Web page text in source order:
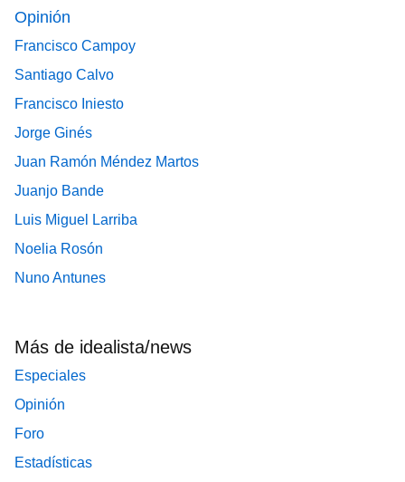
Opinión
Francisco Campoy
Santiago Calvo
Francisco Iniesto
Jorge Ginés
Juan Ramón Méndez Martos
Juanjo Bande
Luis Miguel Larriba
Noelia Rosón
Nuno Antunes
Más de idealista/news
Especiales
Opinión
Foro
Estadísticas